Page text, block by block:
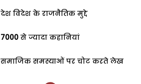
देश विदेश के राजनैतिक मुद्दे
7000 से ज्यादा कहानियां
समाजिक समस्याओं पर चोट करते लेख